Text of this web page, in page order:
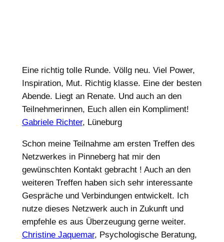
Eine richtig tolle Runde. Völlg neu. Viel Power,
Inspiration, Mut. Richtig klasse. Eine der besten
Abende. Liegt an Renate. Und auch an den
Teilnehmerinnen, Euch allen ein Kompliment!
Gabriele Richter, Lüneburg
Schon meine Teilnahme am ersten Treffen des
Netzwerkes in Pinneberg hat mir den
gewünschten Kontakt gebracht ! Auch an den
weiteren Treffen haben sich sehr interessante
Gespräche und Verbindungen entwickelt. Ich
nutze dieses Netzwerk auch in Zukunft und
empfehle es aus Überzeugung gerne weiter.
Christine Jaquemar, Psychologische Beratung,